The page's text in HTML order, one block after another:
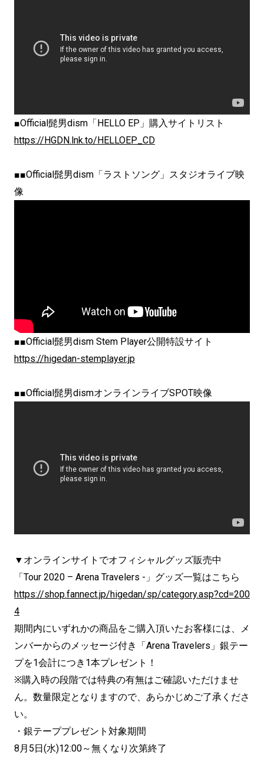
■Official髭男dism「HELLO EP」購入サイトリスト
https://HGDN.lnk.to/HELLOEP_CD
■■Official髭男dism「ラストソング」スタジオライブ映
像
■■Official髭男dism Stem Player公開特設サイト
https://higedan-stemplayer.jp
■■Official髭男dismオンラインライブSPOT映像
▼オンラインサイトでオフィシャルグッズ販売中
「Tour 2020 – Arena Travelers -」グッズ一覧はこちら
https://shop.fannect.jp/higedan/sp/category.asp?cd=200
4
期間内にいずれかの商品をご購入頂いたお客様には、メ
ンバーからのメッセージ付き「Arena Travelers」銀テー
プを1会計につき1本プレゼント！
※購入時の段階では特典の有無はご確認いただけませ
ん。数量限定となりますので、あらかじめご了承くださ
い。
・銀テーププレゼント対象期間
8月5日(水)12:00～無くなり次第終了